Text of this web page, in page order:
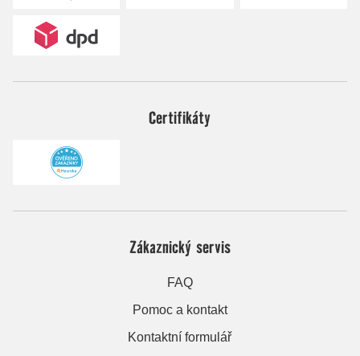
Certifikáty
Zákaznický servis
FAQ
Pomoc a kontakt
Kontaktní formulář